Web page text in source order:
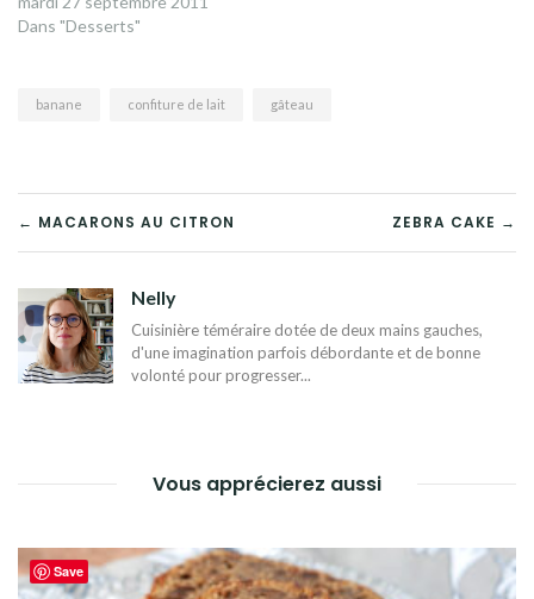
Dans "Desserts"
banane confiture de lait gâteau
NAVIGATION
DE
L’ARTICLE
← MACARONS AU CITRON ZEBRA CAKE →
Nelly
Cuisinière téméraire dotée de deux mains gauches,
d'une imagination parfois débordante et de bonne
volonté pour progresser...
Vous apprécierez aussi
Save